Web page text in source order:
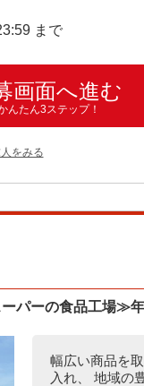
まで
画面へ進む
んたん3ステップ！
をみる
パーの食品工場≫
幅広い商品を
入れ、 地域の